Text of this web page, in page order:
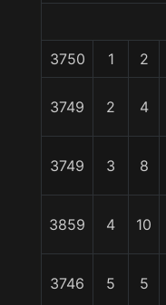
3750 1 2
3749 2 4
3749 3 8
3859 4 10
3746 5 5